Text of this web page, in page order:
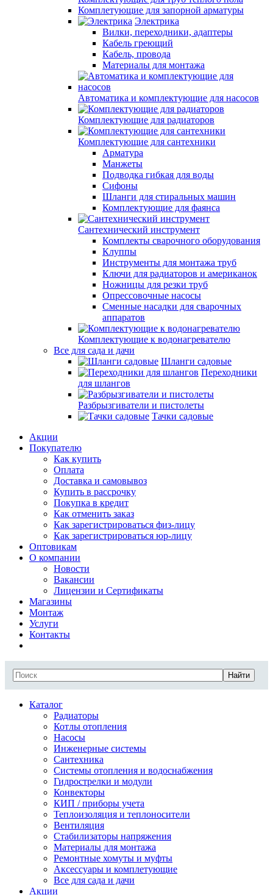
Комплетующие для запорной арматуры
Электрика
Вилки, переходники, адаптеры
Кабель греющий
Кабель, провода
Материалы для монтажа
Автоматика и комплектующие для насосов
Комплектующие для радиаторов
Комплектующие для сантехники
Арматура
Манжеты
Подводка гибкая для воды
Сифоны
Шланги для стиральных машин
Комплектующие для фаянса
Сантехнический инструмент
Комплекты сварочного оборудования
Клуппы
Инструменты для монтажа труб
Ключи для радиаторов и американок
Ножницы для резки труб
Опрессовочные насосы
Сменные насадки для сварочных
аппаратов
Комплектующие к водонагревателю
Все для сада и дачи
Шланги садовые
Переходники
для шлангов
Разбрызгиватели и пистолеты
Тачки садовые
Акции
Покупателю
Как купить
Оплата
Доставка и самовывоз
Купить в рассрочку
Покупка в кредит
Как отменить заказ
Как зарегистрироваться физ-лицу
Как зарегистрироваться юр-лицу
Оптовикам
О компании
Новости
Вакансии
Лицензии и Сертификаты
Магазины
Монтаж
Услуги
Контакты
Найти
Каталог
Радиаторы
Котлы отопления
Насосы
Инженерные системы
Сантехника
Системы отопления и водоснабжения
Гидрострелки и модули
Конвекторы
КИП / приборы учета
Теплоизоляция и теплоносители
Вентиляция
Стабилизаторы напряжения
Материалы для монтажа
Ремонтные хомуты и муфты
Аксессуары и комплетующие
Все для сада и дачи
Акции